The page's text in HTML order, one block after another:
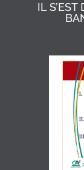
IL